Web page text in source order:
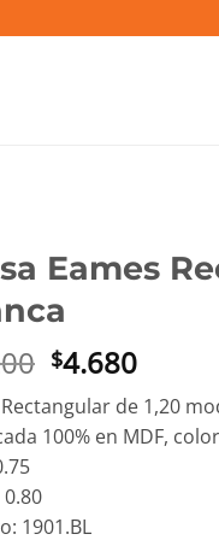
Eames
El
precio
original
era:
$4.680El
precio
actual
es:
de 1,20
100% en MDF,
1901.BL